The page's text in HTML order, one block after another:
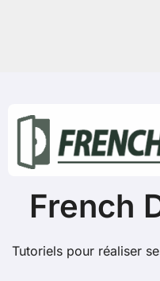
French
Tutoriels pour réaliser